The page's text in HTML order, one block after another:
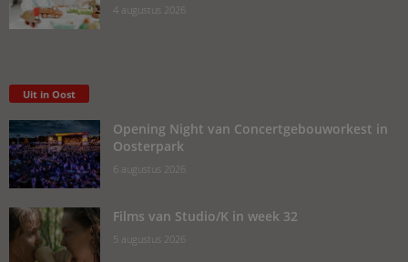
4 augustus 2026
Uit in Oost
Opening Night van Concertgebouworkest in
Oosterpark
6 augustus 2026
Films van Studio/K in week 32
5 augustus 2026